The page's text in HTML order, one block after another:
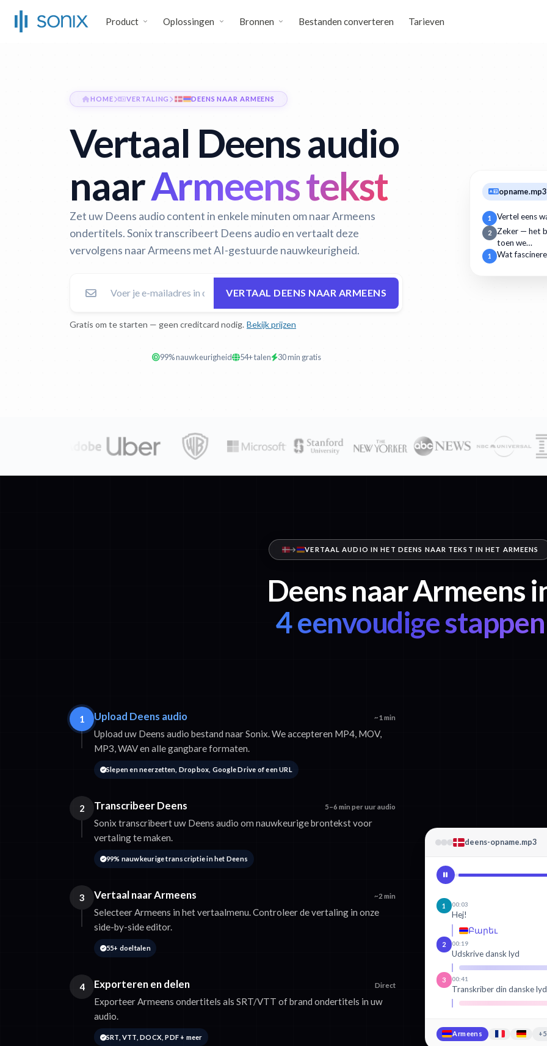
Product Oplossingen Bronnen Bestanden converteren Tarieven
HOME VERTALING DEENS NAAR ARMEENS
Vertaal Deens audio
naarArmeens tekst
Zet uw Deens audio content in enkele minuten om naar Armeens
ondertitels. Sonix transcribeert Deens audio en vertaalt deze
vervolgens naar Armeens met AI-gestuurde nauwkeurigheid.
VERTAAL DEENS NAAR ARMEENS
Gratis om te starten — geen creditcard nodig. Bekijk prijzen
99% nauwkeurigheid 54+ talen 30 min gratis
opname.mp3
1 Vertel eens
2
Zeker — het
toen we…
1 Wat
VERTAAL AUDIO IN HET DEENS NAAR TEKST IN HET ARMEENS
Deens naar Armeens
4 eenvoudige stappen
1 Upload Deens audio ~1 min
Upload uw Deens audio bestand naar Sonix. We accepteren MP4, MOV,
MP3, WAV en alle gangbare formaten.
Slepen en neerzetten, Dropbox, Google Drive of een URL
2 Transcribeer Deens 5–6 min per uur audio
Sonix transcribeert uw Deens audio om nauwkeurige brontekst voor
vertaling te maken.
99% nauwkeurige transcriptie in het Deens
3 Vertaal naar Armeens ~2 min
Selecteer Armeens in het vertaalmenu. Controleer de vertaling in onze
side-by-side editor.
55+ doeltalen
4 Exporteren en delen Direct
Exporteer Armeens ondertitels als SRT/VTT of brand ondertitels in uw
audio.
SRT, VTT, DOCX, PDF + meer
deens-opname.mp3
1 00:03
Hej!
Բարեւ
2 00:19
Udskrive dansk lyd
3 00:41
Transkriber din danske
Armeens